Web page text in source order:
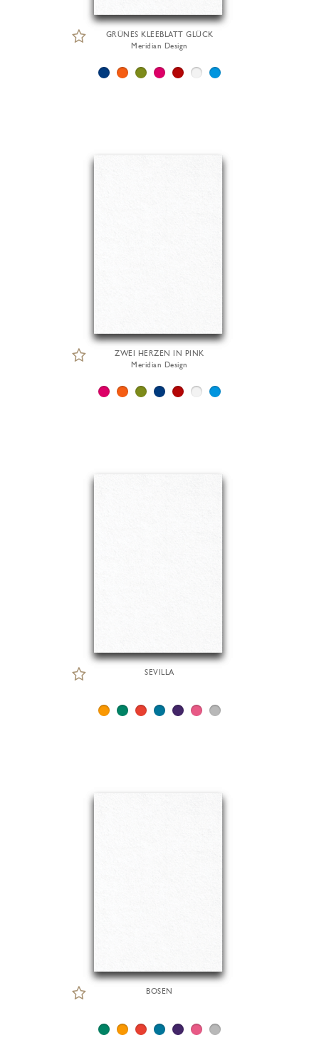
GRÜNES KLEEBLATT GLÜCK
Meridian Design
ZWEI HERZEN IN PINK
Meridian Design
SEVILLA
BOSEN